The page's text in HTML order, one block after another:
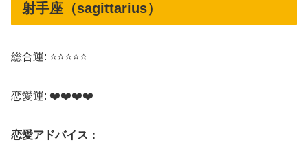
射手座（sagittarius）
総合運: ⭐⭐⭐⭐⭐
恋愛運: ❤️❤️❤️❤️
恋愛アドバイス：